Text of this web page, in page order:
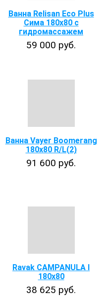
Ванна Relisan Eco Plus
Сима 180х80 с
гидромассажем
59 000 руб.
Ванна Vayer Boomerang
180x80 R/L(2)
91 600 руб.
Ravak CAMPANULA I
180x80
38 625 руб.